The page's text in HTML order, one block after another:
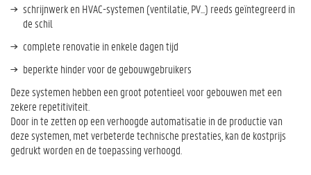
schrijnwerk en HVAC-systemen (ventilatie, PV...) reeds geïntegreerd in
de schil
complete renovatie in enkele dagen tijd
beperkte hinder voor de gebouwgebruikers
Deze systemen hebben een groot potentieel voor gebouwen met een
zekere repetitiviteit.
Door in te zetten op een verhoogde automatisatie in de productie van
deze systemen, met verbeterde technische prestaties, kan de kostprijs
gedrukt worden en de toepassing verhoogd.